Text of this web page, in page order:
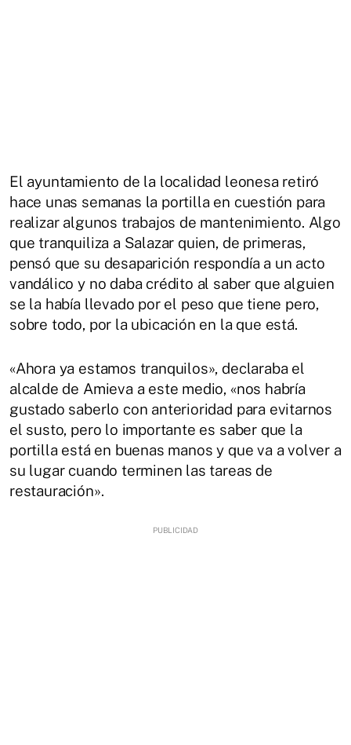
El ayuntamiento de la localidad leonesa retiró
hace unas semanas la portilla en cuestión para
realizar algunos trabajos de mantenimiento. Algo
que tranquiliza a Salazar quien, de primeras,
pensó que su desaparición respondía a un acto
vandálico y no daba crédito al saber que alguien
se la había llevado por el peso que tiene pero,
sobre todo, por la ubicación en la que está.
«Ahora ya estamos tranquilos», declaraba el
alcalde de Amieva a este medio, «nos habría
gustado saberlo con anterioridad para evitarnos
el susto, pero lo importante es saber que la
portilla está en buenas manos y que va a volver a
su lugar cuando terminen las tareas de
restauración».